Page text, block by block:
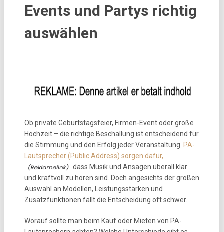
Events und Partys richtig
auswählen
Ob private Geburtstagsfeier, Firmen-Event oder große
Hochzeit – die richtige Beschallung ist entscheidend für
die Stimmung und den Erfolg jeder Veranstaltung. PA-
Lautsprecher (Public Address) sorgen dafür,
dass Musik und Ansagen überall klar
und kraftvoll zu hören sind. Doch angesichts der großen
Auswahl an Modellen, Leistungsstärken und
Zusatzfunktionen fällt die Entscheidung oft schwer.
Worauf sollte man beim Kauf oder Mieten von PA-